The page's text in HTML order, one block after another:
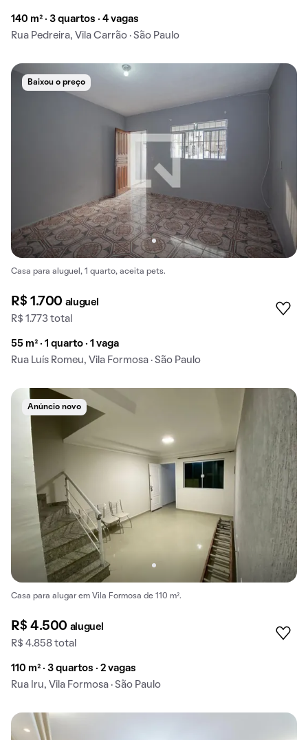
140 m² · 3 quartos · 4 vagas
Rua Pedreira, Vila Carrão · São Paulo
Baixou o preço
Casa para aluguel, 1 quarto, aceita pets.
R$ 1.700 aluguel
R$ 1.773 total
55 m² · 1 quarto · 1 vaga
Rua Luís Romeu, Vila Formosa · São Paulo
Anúncio novo
Casa para alugar em Vila Formosa de 110 m².
R$ 4.500 aluguel
R$ 4.858 total
110 m² · 3 quartos · 2 vagas
Rua Iru, Vila Formosa · São Paulo